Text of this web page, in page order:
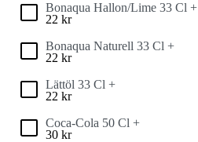
Bonaqua Hallon/Lime 33 Cl +
22 kr
Bonaqua Naturell 33 Cl +
22 kr
Lättöl 33 Cl +
22 kr
Coca-Cola 50 Cl +
30 kr